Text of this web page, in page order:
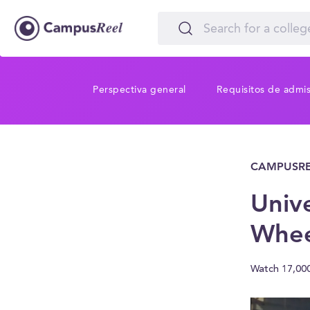
Perspectiva general Requisitos de
Watch